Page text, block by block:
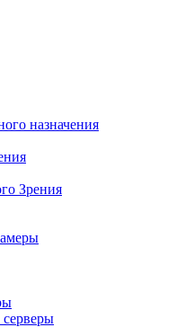
назначения
Зрения
серверы